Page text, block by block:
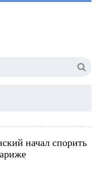
начал спорить